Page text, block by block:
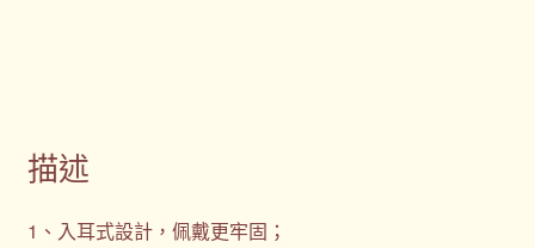
描述
1、入耳式設計，佩戴更牢固；